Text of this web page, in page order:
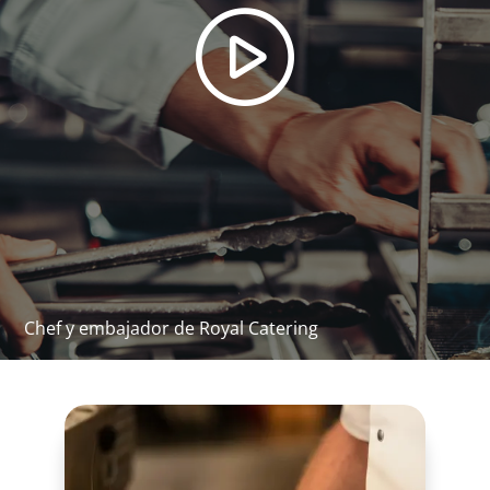
Corriente nominal [A]
0.36
Refrigerante - Agente refrigerante
R600a
Gama de temperaturas [°C]
5 - 22
Potencia sonora [dB]
46
No
Tipo de instalación
Independiente
Chef y embajador de Royal Catering